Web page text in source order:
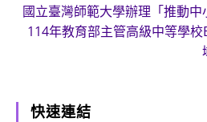
國立臺灣師範大學辦理「推動中
114年教育部主管高級中等學
快速連結